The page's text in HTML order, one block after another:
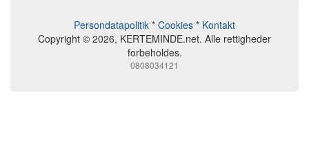
Persondatapolitik * Cookies * Kontakt
Copyright © 2026, KERTEMINDE.net. Alle rettigheder
forbeholdes.
0808034121